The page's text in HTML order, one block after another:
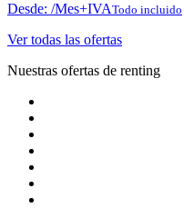
Desde: /Mes+IVATodo incluido
Ver todas las ofertas
Nuestras ofertas de renting